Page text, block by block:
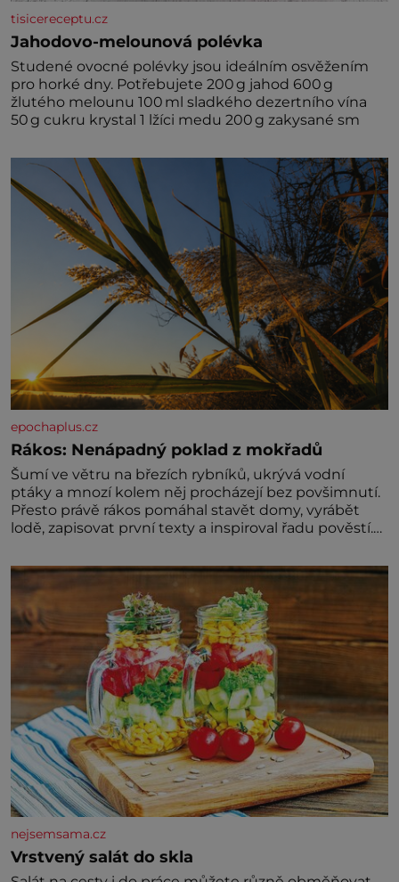
tisicereceptu.cz
Jahodovo-melounová polévka
Studené ovocné polévky jsou ideálním osvěžením
pro horké dny. Potřebujete 200 g jahod 600 g
žlutého melounu 100 ml sladkého dezertního vína
50 g cukru krystal 1 lžíci medu 200 g zakysané sm
epochaplus.cz
Rákos: Nenápadný poklad z mokřadů
Šumí ve větru na březích rybníků, ukrývá vodní
ptáky a mnozí kolem něj procházejí bez povšimnutí.
Přesto právě rákos pomáhal stavět domy, vyrábět
lodě, zapisovat první texty a inspiroval řadu pověstí.
už tisíce let. Většina lidí vnímá rákos jen jako
obyčejnou kulisu letního koupání. Stačí se však
podívat
nejsemsama.cz
Vrstvený salát do skla